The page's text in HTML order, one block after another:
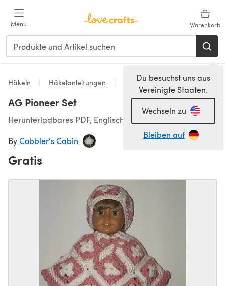
Menu Warenkorb
Du besuchst uns aus
Vereinigte Staaten.
Wechseln zu
Bleiben auf
Häkeln Häkelanleitungen Spielzeug
AG Pioneer Set
Herunterladbares PDF, Englisch
ByCobbler's Cabin
Gratis